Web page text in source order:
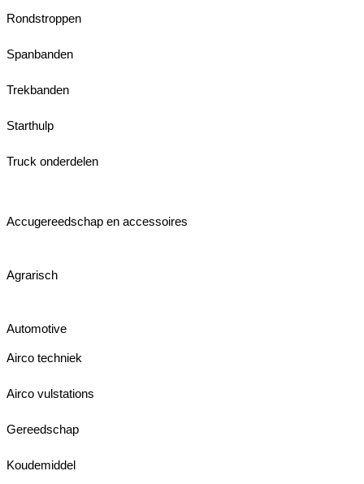
Rondstroppen
Spanbanden
Trekbanden
Starthulp
Truck onderdelen
Accugereedschap en accessoires
Agrarisch
Automotive
Airco techniek
Airco vulstations
Gereedschap
Koudemiddel